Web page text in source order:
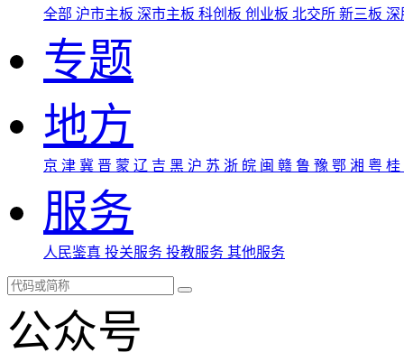
全部 沪市主板 深市主板 科创板 创业板 北交所 新三板
专题
地方
京 津 冀 晋 蒙 辽 吉 黑 沪 苏 浙 皖 闽 赣 鲁 豫 鄂 湘 粤 桂
服务
人民鉴真 投关服务 投教服务 其他服务
公众号